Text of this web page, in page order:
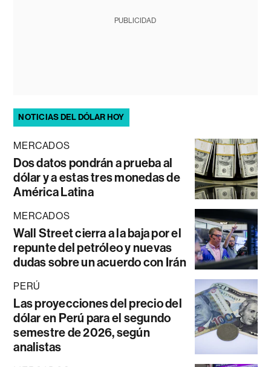
PUBLICIDAD
NOTICIAS DEL DÓLAR HOY
MERCADOS
Dos datos pondrán a prueba al
dólar y a estas tres monedas de
América Latina
MERCADOS
Wall Street cierra a la baja por el
repunte del petróleo y nuevas
dudas sobre un acuerdo con Irán
PERÚ
Las proyecciones del precio del
dólar en Perú para el segundo
semestre de 2026, según
analistas